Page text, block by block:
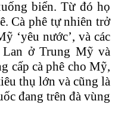
biển. Từ đó họ
Cà phê tự nhiên trở
‘yêu nước’, và các
Lan ở Trung Mỹ và
cấp cà phê cho Mỹ,
thụ lớn và cũng là
đang trên đà vùng